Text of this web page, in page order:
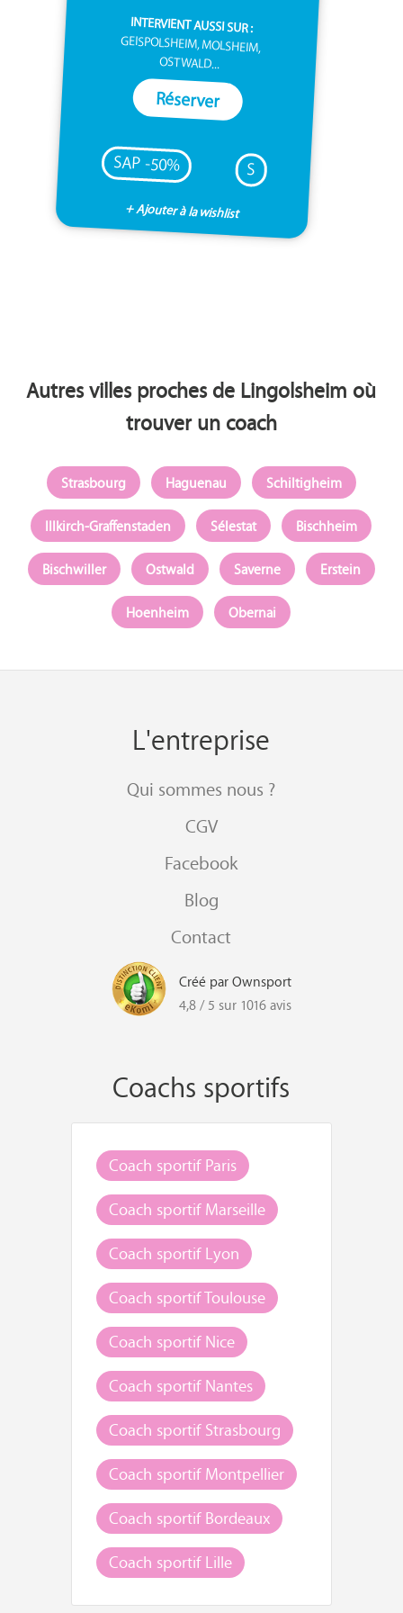
INTERVIENT AUSSI SUR :
GEISPOLSHEIM, MOLSHEIM,
OSTWALD...
Réserver
SAP -50% S
+ Ajouter à la wishlist
Autres villes proches de Lingolsheim où
trouver un coach
Strasbourg Haguenau
Schiltigheim
Illkirch-Graffenstaden
Sélestat
Bischheim
Bischwiller
Ostwald Saverne
Erstein
Hoenheim
Obernai
L'entreprise
Qui sommes nous ?
CGV
Facebook
Blog
Contact
Créé par Ownsport
4,8 / 5 sur 1016 avis
Coachs sportifs
Coach sportif Paris
Coach sportif Marseille
Coach sportif Lyon
Coach sportif Toulouse
Coach sportif Nice
Coach sportif Nantes
Coach sportif Strasbourg
Coach sportif Montpellier
Coach sportif Bordeaux
Coach sportif Lille